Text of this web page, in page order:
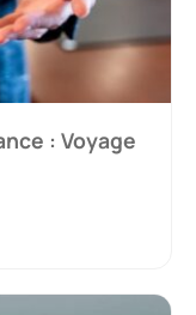
: Voyage